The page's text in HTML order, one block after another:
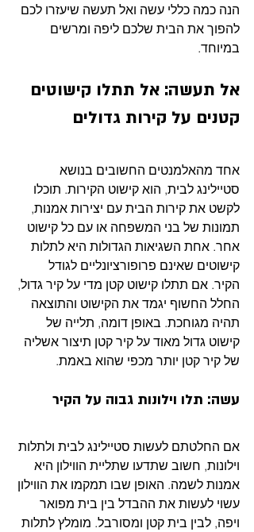
הנה כמה כללי עשה ואל תעשה שיעזרו לכם
להפוך את הבית שלכם ליפה ומרשים
במיוחד.
אל תעשה: אל תתלו קישוטים
קטנים על קירות גדולים
אחד מהאלמנטים החשובים בנושא
סטיילינג לבית, הוא קישוט הקירות. תוכלו
לקשט את קירות הבית עם יצירות אמנות,
תמונות של בני המשפחה או עם כל קישוט
אחר. אחת השגיאות הגדולות היא לתלות
קישוטים שאינם פרופורציונליים לגודל
הקיר. אם תתלו קישוט קטן מדי על קיר גדול,
החלל החשוף יגמד את הקישוט והתוצאה
תהיה מגוחכת. באופן דומה, תלייה של
קישוט גדול מאוד על קיר קטן תיצור אשליה
של קיר קטן יותר מכפי שהוא באמת.
עשה: תלו וילונות גבוה על הקיר
אם החלטתם לעשות סטיילינג לבית ולתלות
וילונות, חשוב שתדעו שתליית הווילון היא
אמנות לשמה. האופן שבו תמקמו את הווילון
עשוי לעשות את ההבדל בין בית מפואר
ויפה, לבין בית קטן ומסורבל. מומלץ לתלות